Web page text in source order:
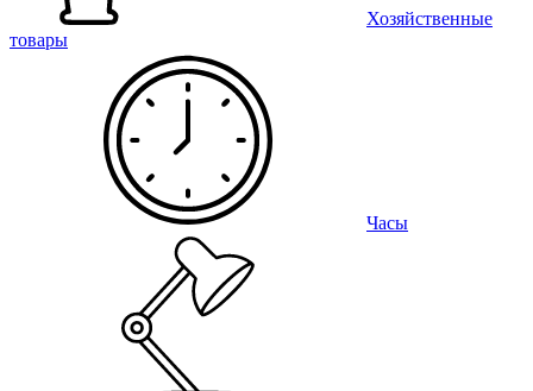
Хозяйственные
товары
Часы